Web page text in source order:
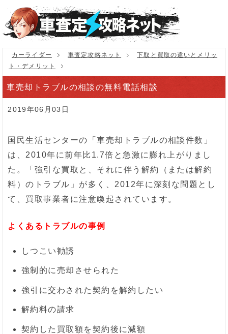
カーライダー 車査定攻略ネット
下取と買取の違いとメリッ
ト・デメリット
車売却トラブルの相談の無料電話相談
2019年06月03日
国民生活センターの「車売却トラブルの相談件数」
は、2010年に前年比1.7倍と急激に膨れ上がりまし
た。「強引な買取と、それに伴う解約（または解約
料）のトラブル」が多く、2012年に深刻な問題とし
て、買取事業者に注意喚起されています。
よくあるトラブルの事例
しつこい勧誘
強制的に売却させられた
強引に交わされた契約を解約したい
解約料の請求
契約した買取額を契約後に減額